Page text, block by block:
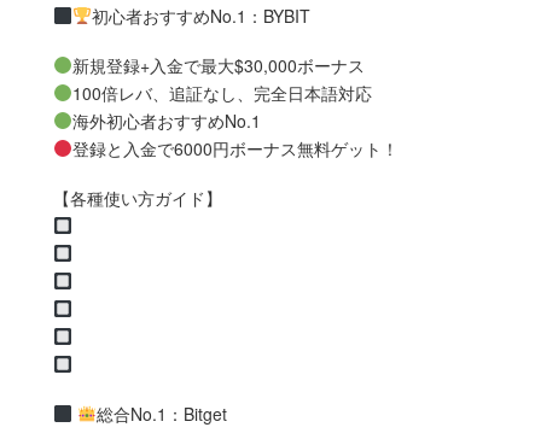
初心者おすすめNo.1：BYBIT
新規登録+入金で最大$30,000ボーナス
100倍レバ、追証なし、完全日本語対応
海外初心者おすすめNo.1
登録と入金で6000円ボーナス無料ゲット！
【各種使い方ガイド】
総合No.1：Bitget